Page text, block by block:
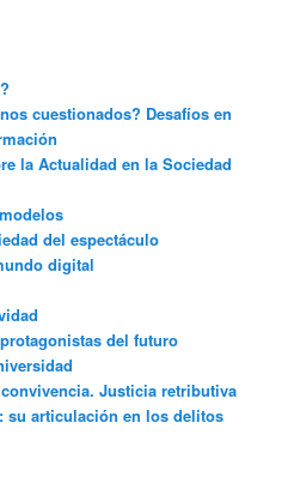
cuestionados? Desafíos en
la Actualidad en la Sociedad
del espectáculo
digital
del futuro
Justicia retributiva
su articulación en los delitos